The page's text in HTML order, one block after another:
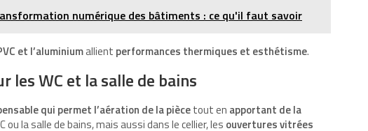
numérique des bâtiments : ce qu'il faut savoir
et l’aluminiumallient performances thermiques et esthétisme.
les WC et la salle de bains
qui permet l’aération de la piècetout en apportant de la
ou la salle de bains, mais aussi dans le cellier, les ouvertures vitrées